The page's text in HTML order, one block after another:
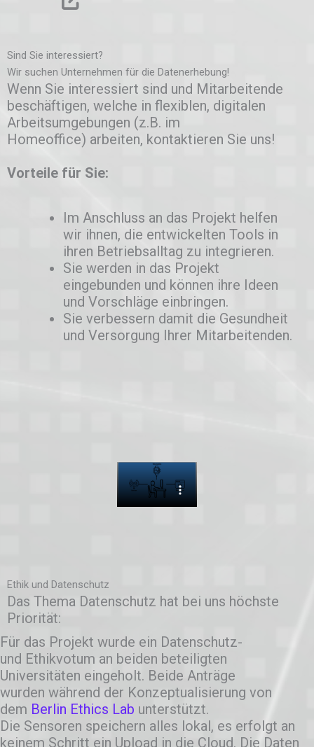
Sind Sie interessiert?
Wir suchen Unternehmen für die Datenerhebung!
Wenn Sie interessiert sind und Mitarbeitende
beschäftigen, welche in flexiblen, digitalen
Arbeitsumgebungen (z.B. im
Homeoffice) arbeiten, kontaktieren Sie uns!
Vorteile für Sie:
Im Anschluss an das Projekt helfen
wir ihnen, die entwickelten Tools in
ihren Betriebsalltag zu integrieren.
Sie werden in das Projekt
eingebunden und können ihre Ideen
und Vorschläge einbringen.
Sie verbessern damit die Gesundheit
und Versorgung Ihrer Mitarbeitenden.
Ethik und Datenschutz
Das Thema Datenschutz hat bei uns höchste
Priorität:
Für das Projekt wurde ein Datenschutz-
und Ethikvotum an beiden beteiligten
Universitäten eingeholt. Beide Anträge
wurden während der Konzeptualisierung von
dem Berlin Ethics Lab unterstützt.
Die Sensoren speichern alles lokal, es erfolgt an
keinem Schritt ein Upload in die Cloud. Die Daten